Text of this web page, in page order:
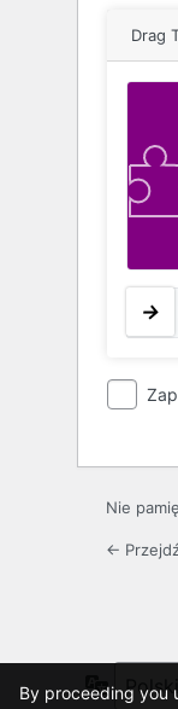
Drag
Nie
←
Język
By proceeding you